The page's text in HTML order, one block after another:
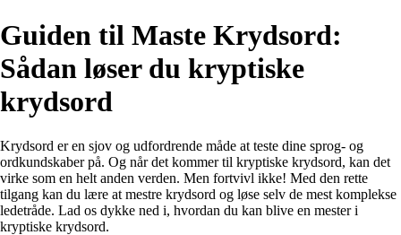
Guiden til Maste Krydsord:
Sådan løser du kryptiske
krydsord
Krydsord er en sjov og udfordrende måde at teste dine sprog- og
ordkundskaber på. Og når det kommer til kryptiske krydsord, kan det
virke som en helt anden verden. Men fortvivl ikke! Med den rette
tilgang kan du lære at mestre krydsord og løse selv de mest komplekse
ledetråde. Lad os dykke ned i, hvordan du kan blive en mester i
kryptiske krydsord.